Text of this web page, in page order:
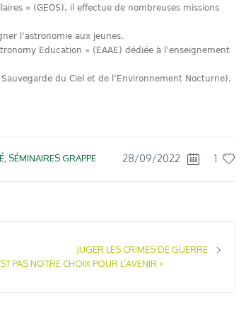
» (GEOS), il effectue de nombreuses missions
l’astronomie aux jeunes.
Education » (EAAE) dédiée à l’enseignement
du Ciel et de l’Environnement Nocturne).
28/09/2022 1
SÉMINAIRES GRAPPE
JUGER LES CRIMES DE GUERRE
PAS NOTRE CHOIX POUR L’AVENIR »